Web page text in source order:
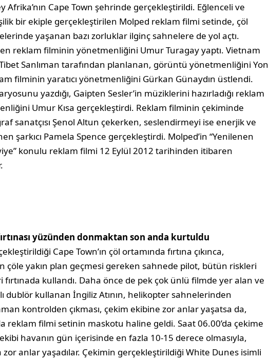
Afrika’nın Cape Town şehrinde gerçekleştirildi. Eğlenceli ve
bir ekiple gerçekleştirilen Molped reklam filmi setinde, çöl
yaşanan bazı zorluklar ilginç sahnelere de yol açtı.
reklam filminin yönetmenliğini Umur Turagay yaptı. Vietnam
Sanlıman tarafından planlanan, görüntü yönetmenliğini Yon
filminin yaratıcı yönetmenliğini Gürkan Günaydın üstlendi.
yazdığı, Gaipten Sesler’in müziklerini hazırladığı reklam
Umur Kısa gerçekleştirdi. Reklam filminin çekiminde
sanatçısı Şenol Altun çekerken, seslendirmeyi ise enerjik ve
şarkıcı Pamela Spence gerçekleştirdi. Molped’in “Yenilenen
konulu reklam filmi 12 Eylül 2012 tarihinden itibaren
yüzünden donmaktan son anda kurtuldu
Cape Town’ın çöl ortamında fırtına çıkınca,
çöle yakın plan geçmesi gereken sahnede pilot, bütün riskleri
kullandı. Daha önce de pek çok ünlü filmde yer alan ve
dublör kullanan İngiliz Atının, helikopter sahnelerinden
kontrolden çıkması, çekim ekibine zor anlar yaşatsa da,
reklam filmi setinin maskotu haline geldi. Saat 06.00’da çekime
havanın gün içerisinde en fazla 10-15 derece olmasıyla,
anlar yaşadılar. Çekimin gerçekleştirildiği White Dunes isimli